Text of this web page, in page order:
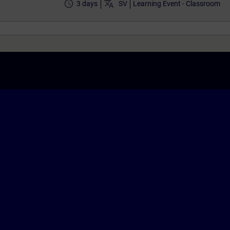
access_time 3 days translate SV Learning Event - Classroom